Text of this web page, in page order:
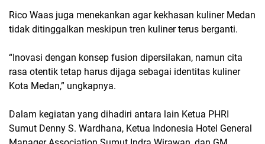
Rico Waas juga menekankan agar kekhasan kuliner Medan
tidak ditinggalkan meskipun tren kuliner terus berganti.
“Inovasi dengan konsep fusion dipersilakan, namun cita
rasa otentik tetap harus dijaga sebagai identitas kuliner
Kota Medan,” ungkapnya.
Dalam kegiatan yang dihadiri antara lain Ketua PHRI
Sumut Denny S. Wardhana, Ketua Indonesia Hotel General